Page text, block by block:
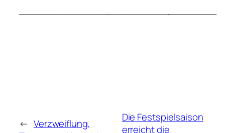
← Verzweiflung,
Die Festspielsaison
erreicht die